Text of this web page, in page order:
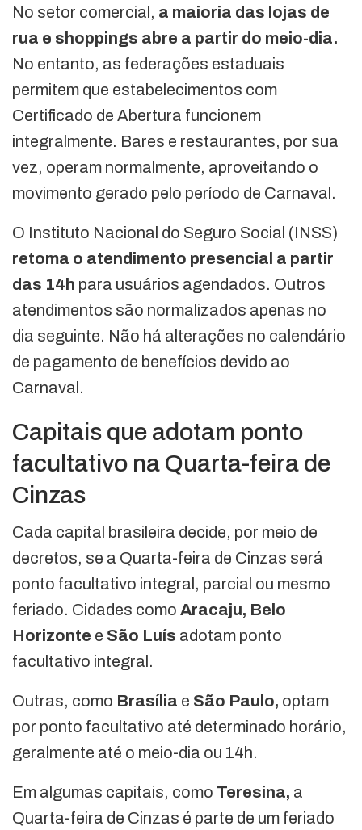
No setor comercial, a maioria das lojas de
rua e shoppings abre a partir do meio-dia.
No entanto, as federações estaduais
permitem que estabelecimentos com
Certificado de Abertura funcionem
integralmente. Bares e restaurantes, por sua
vez, operam normalmente, aproveitando o
movimento gerado pelo período de Carnaval.
O Instituto Nacional do Seguro Social (INSS)
retoma o atendimento presencial a partir
das 14h para usuários agendados. Outros
atendimentos são normalizados apenas no
dia seguinte. Não há alterações no calendário
de pagamento de benefícios devido ao
Carnaval.
Capitais que adotam ponto
facultativo na Quarta-feira de
Cinzas
Cada capital brasileira decide, por meio de
decretos, se a Quarta-feira de Cinzas será
ponto facultativo integral, parcial ou mesmo
feriado. Cidades como Aracaju, Belo
Horizonte e São Luís adotam ponto
facultativo integral.
Outras, como Brasília e São Paulo, optam
por ponto facultativo até determinado horário,
geralmente até o meio-dia ou 14h.
Em algumas capitais, como Teresina, a
Quarta-feira de Cinzas é parte de um feriado